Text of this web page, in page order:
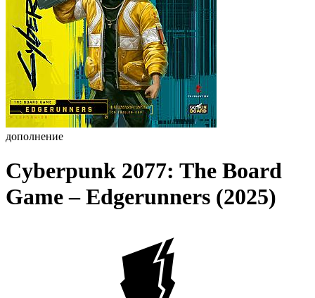
дополнение
Cyberpunk 2077: The Board
Game – Edgerunners (2025)